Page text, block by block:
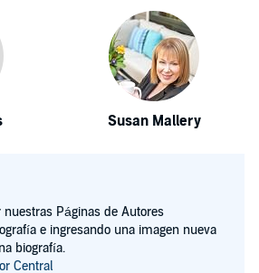
Susan Mallery
Páginas de Autores
e ingresando una imagen nueva
biografía.
Central